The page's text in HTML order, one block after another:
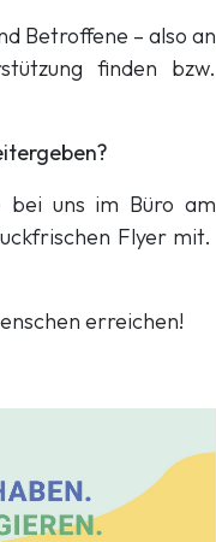
Betroffene – also an
finden bzw.
bei uns im Büro am
Flyer mit.
erreichen!